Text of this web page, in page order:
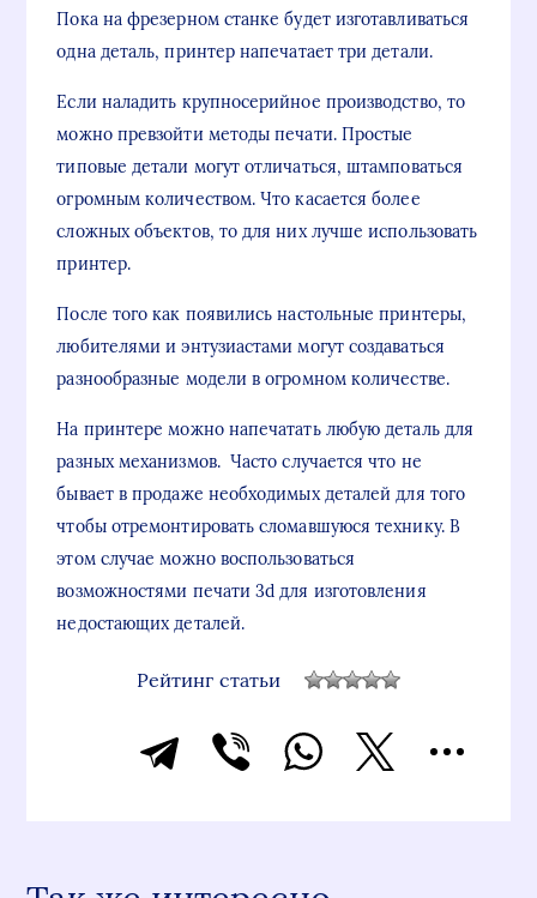
Пока на фрезерном станке будет изготавливаться
одна деталь, принтер напечатает три детали.
Если наладить крупносерийное производство, то
можно превзойти методы печати. Простые
типовые детали могут отличаться, штамповаться
огромным количеством. Что касается более
сложных объектов, то для них лучше использовать
принтер.
После того как появились настольные принтеры,
любителями и энтузиастами могут создаваться
разнообразные модели в огромном количестве.
На принтере можно напечатать любую деталь для
разных механизмов. Часто случается что не
бывает в продаже необходимых деталей для того
чтобы отремонтировать сломавшуюся технику. В
этом случае можно воспользоваться
возможностями печати 3d для изготовления
недостающих деталей.
Рейтинг статьи